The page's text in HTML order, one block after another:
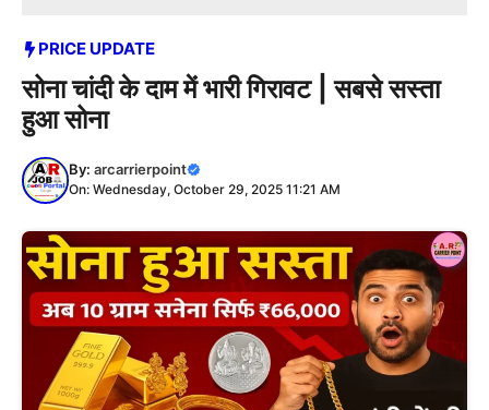
PRICE UPDATE
सोना चांदी के दाम में भारी गिरावट | सबसे सस्ता
हुआ सोना
By: arcarrierpoint
On: Wednesday, October 29, 2025 11:21 AM